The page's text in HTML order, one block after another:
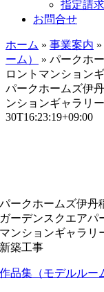
指定請
お問合せ
ホーム » 事業案内 »
ーム）
» パークホ
ロントマンション
パークホームズ伊
ンションギャラリ
30T16:23:19+09:00
パークホームズ伊丹
ガーデンスクエアパ
マンションギャラリ
新築工事
作品集（モデルルー